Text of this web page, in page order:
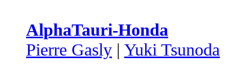
AlphaTauri-Honda
Pierre Gasly | Yuki Tsunoda